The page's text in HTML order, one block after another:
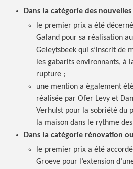
Dans la catégorie des
le premier prix a été
Galand pour sa réalisation
Geleytsbeek qui s’inscrit de
les gabarits environnants, à
rupture ;
une mention a également
réalisée par Ofer Levy et
Verhulst pour la sobriété du
la maison dans le rythme
Dans la catégorie rénovation
le premier prix a été
Groeve pour l’extension